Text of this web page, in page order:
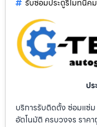
รับซ่อมประตูรีโมทนิ
ป
บริการรับติดตั้ง ซ่อมแซ่
อัตโนมัติ ครบวงจร ราค